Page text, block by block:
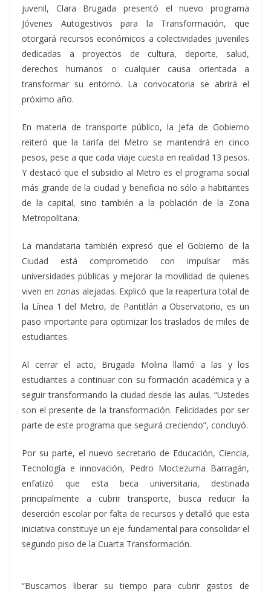
juvenil, Clara Brugada presentó el nuevo programa
Jóvenes Autogestivos para la Transformación, que
otorgará recursos económicos a colectividades juveniles
dedicadas a proyectos de cultura, deporte, salud,
derechos humanos o cualquier causa orientada a
transformar su entorno. La convocatoria se abrirá el
próximo año.
En materia de transporte público, la Jefa de Gobierno
reiteró que la tarifa del Metro se mantendrá en cinco
pesos, pese a que cada viaje cuesta en realidad 13 pesos.
Y destacó que el subsidio al Metro es el programa social
más grande de la ciudad y beneficia no sólo a habitantes
de la capital, sino también a la población de la Zona
Metropolitana.
La mandataria también expresó que el Gobierno de la
Ciudad está comprometido con impulsar más
universidades públicas y mejorar la movilidad de quienes
viven en zonas alejadas. Explicó que la reapertura total de
la Línea 1 del Metro, de Pantitlán a Observatorio, es un
paso importante para optimizar los traslados de miles de
estudiantes.
Al cerrar el acto, Brugada Molina llamó a las y los
estudiantes a continuar con su formación académica y a
seguir transformando la ciudad desde las aulas. “Ustedes
son el presente de la transformación. Felicidades por ser
parte de este programa que seguirá creciendo”, concluyó.
Por su parte, el nuevo secretario de Educación, Ciencia,
Tecnología e innovación, Pedro Moctezuma Barragán,
enfatizó que esta beca universitaria, destinada
principalmente a cubrir transporte, busca reducir la
deserción escolar por falta de recursos y detalló que esta
iniciativa constituye un eje fundamental para consolidar el
segundo piso de la Cuarta Transformación.
“Buscamos liberar su tiempo para cubrir gastos de